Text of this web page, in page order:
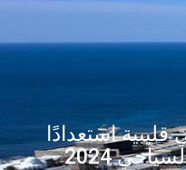
استعدادًا
2024